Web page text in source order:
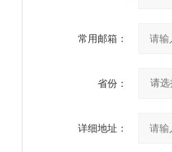
常用邮箱：
省份：
详细地址：